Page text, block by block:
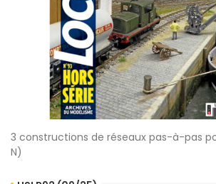
3 constructions de réseaux pas-à-pas
N)